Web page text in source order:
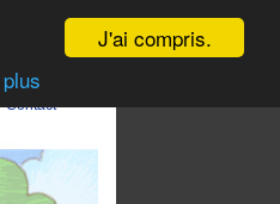
J'ai compris.
Contact